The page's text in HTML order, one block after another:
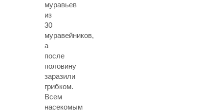
муравьев
из
30
муравейников,
а
после
половину
заразили
грибком.
Всем
насекомым